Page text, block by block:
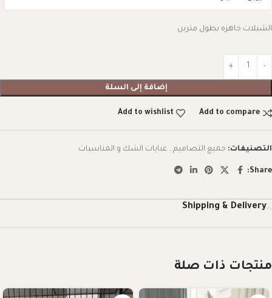
الشيلات جاهزه بطول مترين
إضافة إلى السلة
Add to compare
Add to wishlist
التصنيفات: جميع التصاميم , عبايات الشك و المناسبات
Share:
Shipping & Delivery
منتجات ذات صلة